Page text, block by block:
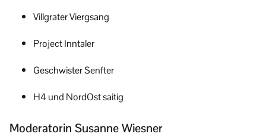
Villgrater Viergsang
Project Inntaler
Geschwister Senfter
H4 und NordOst saitig
Moderatorin Susanne Wiesner